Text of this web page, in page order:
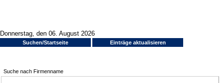
Donnerstag, den 06. August 2026
Einträge aktualisieren
Suchen/Startseite
Suche nach Firmenname